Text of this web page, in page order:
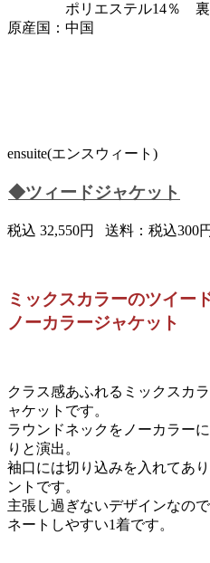
ポリエステル14％ 裏地
原産国：中国
ensuite(エンスウィート)
◆ツィードジャケット
税込 32,550円 送料：税込300円
ミックスカラーのツイー
ノーカラージャケット
クラス感あふれるミックスカ
ャケットです。
ラウンドネックをノーカラー
りと演出。
袖口には切り込みを入れてあ
ントです。
主張し過ぎないデザインなの
ネートしやすい1着です。